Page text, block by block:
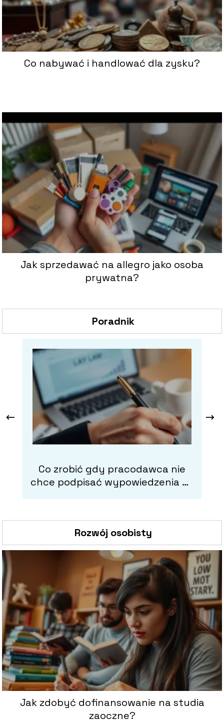
Co nabywać i handlować dla zysku?
Jak sprzedawać na allegro jako osoba
prywatna?
Poradnik
Co zrobić gdy pracodawca nie
chce podpisać wypowiedzenia za
Rozwój osobisty
Jak zdobyć dofinansowanie na studia
zaoczne?